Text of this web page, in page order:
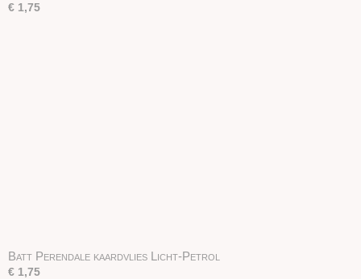
€ 1,75
Batt Perendale kaardvlies Licht-Petrol
€ 1,75